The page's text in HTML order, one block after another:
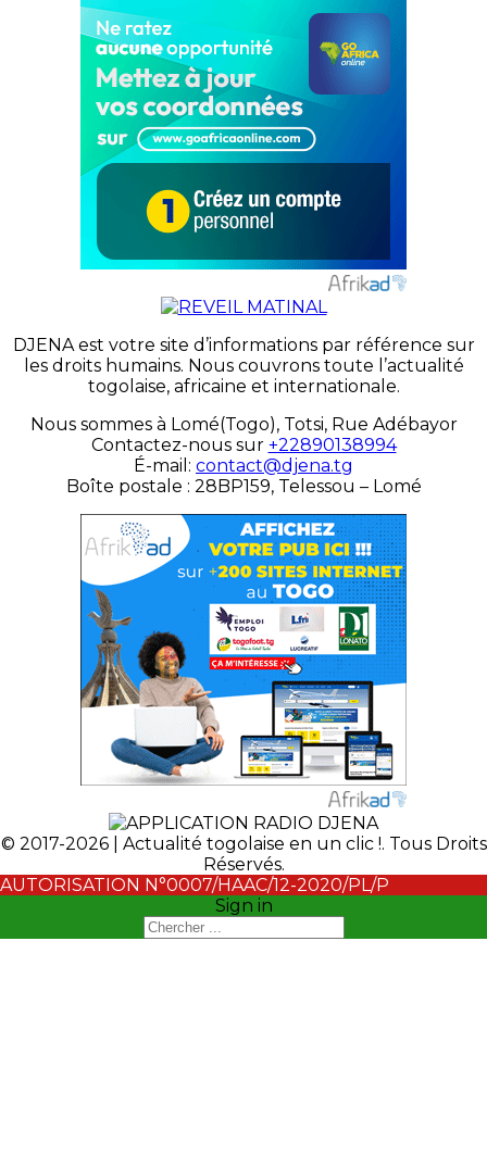
DJENA est votre site d’informations par référence sur
les droits humains. Nous couvrons toute l’actualité
togolaise, africaine et internationale.
Nous sommes à Lomé(Togo), Totsi, Rue Adébayor
Contactez-nous sur +22890138994
É-mail: contact@djena.tg
Boîte postale : 28BP159, Telessou – Lomé
© 2017-2026 | Actualité togolaise en un clic !. Tous Droits
Réservés.
AUTORISATION N°0007/HAAC/12-2020/PL/P
Sign in